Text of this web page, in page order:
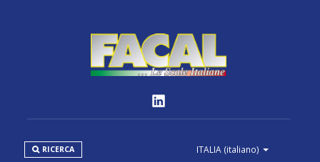
ITALIA (italiano)
RICERCA